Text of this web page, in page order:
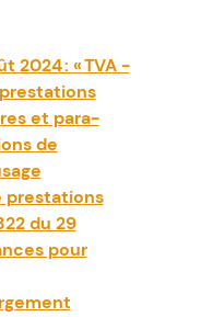
2024 : « TVA -
et para-
de
prestations
du 29
pour